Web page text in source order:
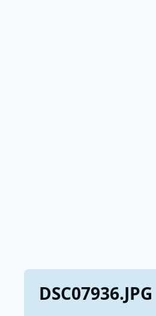
DSC07936.JPG